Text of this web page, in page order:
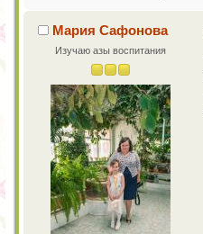
Мария Сафонова
Изучаю азы воспитания